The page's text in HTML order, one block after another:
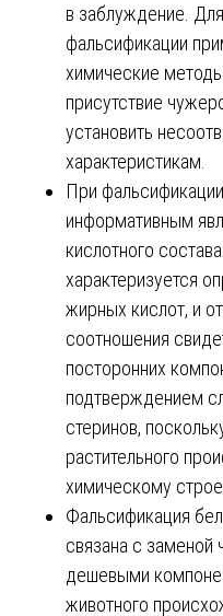
в заблуждение.
фальсификации
химические
присутствие
установить
характеристикам.
При
информативным
кислотного
характеризуется
жирных кислот, и
соотношения
посторонних
подтверждением
стеринов,
растительного
химическому
Фальсификация
связана с заменой
дешевыми
животного